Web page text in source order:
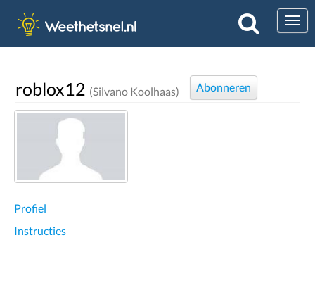
roblox12 (Silvano Koolhaas) Abonneren
Profiel
Instructies